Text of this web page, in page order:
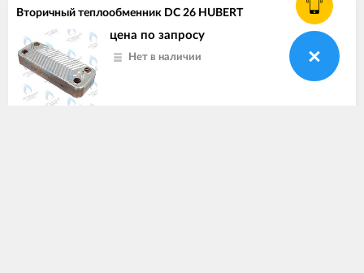
Вторичный теплообменник DC 26 HUBERT
цена по запросу
Нет в наличии